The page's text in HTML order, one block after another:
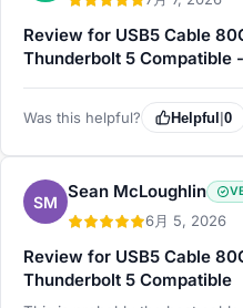
Review for USB5 Cable
Thunderbolt 5 Compatible
Was this helpful? Helpful|0
SM Sean McLoughlin
6月 5, 2026
Review for USB5 Cable
Thunderbolt 5 Compatible